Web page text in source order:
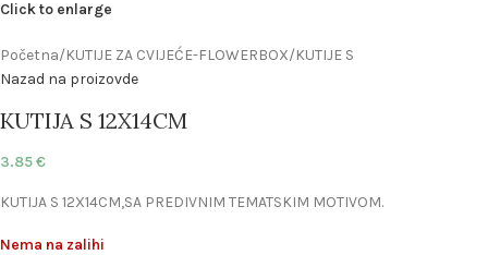
Click to enlarge
Početna/KUTIJE ZA CVIJEĆE-FLOWERBOX/KUTIJE S
Nazad na proizovde
KUTIJA S 12X14CM
3.85€
KUTIJA S 12X14CM,SA PREDIVNIM TEMATSKIM MOTIVOM.
Nema na zalihi